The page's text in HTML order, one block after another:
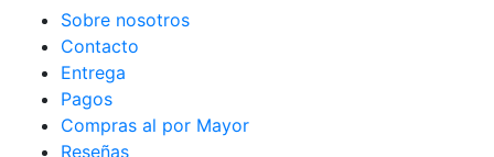
Sobre nosotros
Contacto
Entrega
Pagos
Compras al por Mayor
Reseñas